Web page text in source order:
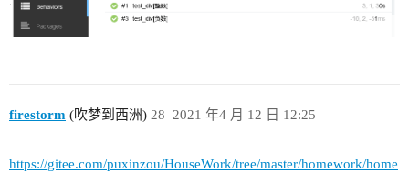
firestorm (吹梦到西洲) 2021 年4 月 12 日 12:25
28
https://gitee.com/puxinzou/HouseWork/tree/master/homework/home